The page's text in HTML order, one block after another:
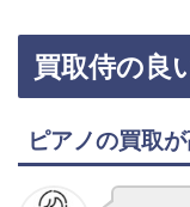
買取侍の良
ピアノの買取